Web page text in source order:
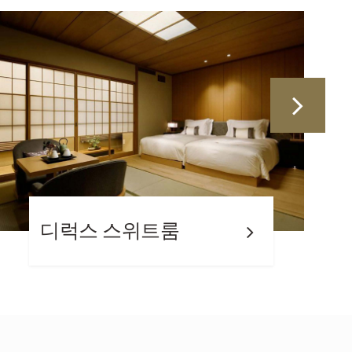
하나코로 스위트룸